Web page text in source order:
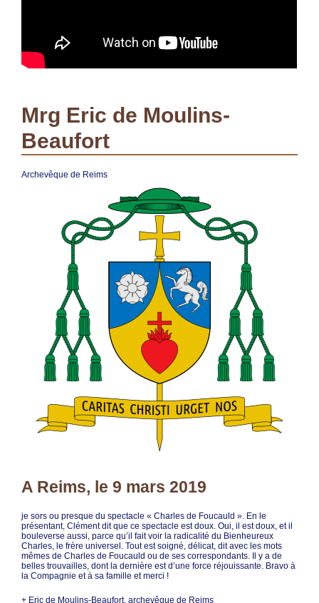
Mrg Eric de Moulins-
Beaufort
Archevêque de Reims
A Reims, le 9 mars 2019
je sors ou presque du spectacle « Charles de Foucauld ». En le
présentant, Clément dit que ce spectacle est doux. Oui, il est doux, et il
bouleverse aussi, parce qu’il fait voir la radicalité du Bienheureux
Charles, le frère universel. Tout est soigné, délicat, dit avec les mots
mêmes de Charles de Foucauld ou de ses correspondants. Il y a de
belles trouvailles, dont la dernière est d’une force réjouissante. Bravo à
la Compagnie et à sa famille et merci !
+ Eric de Moulins-Beaufort, archevêque de Reims